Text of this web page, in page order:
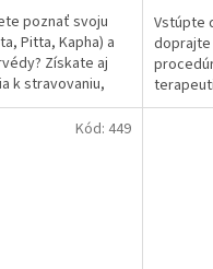
poznať svoju
Pitta, Kapha) a
Získate aj
k stravovaniu,
Vstúpte
doprajte
hlbokým
Kód: 449